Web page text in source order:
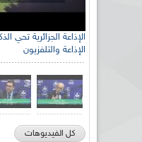
الإذاعة والتلفزيون
كل الفيديوهات